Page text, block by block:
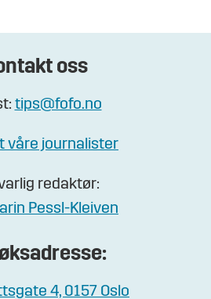
oss
tips@fofo.no
våre journalister
redaktør:
Pessl-Kleiven
4, 0157 Oslo